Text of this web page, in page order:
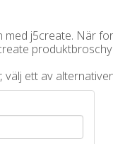
j5create. När
välj ett av